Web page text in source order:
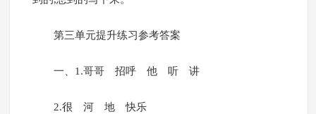
第三单元提升练习参考答案
一、1.哥哥 招呼 他 听 讲
2.很 河 地 快乐